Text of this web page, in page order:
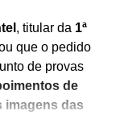
, titular da 1ª
que o pedido
de provas
de
imagens das